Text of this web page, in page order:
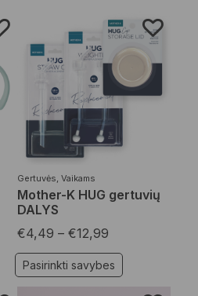
Gertuvės, Vaikams
Mother-K HUG gertuvių
DALYS
€4,49 – €12,99
Pasirinkti savybes